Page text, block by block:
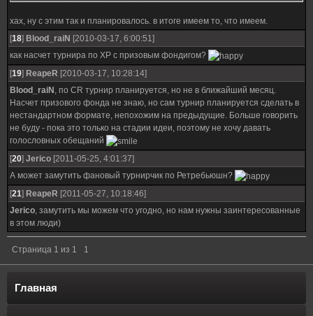
хах, ну с этим так и планировалось. в итоге имеем то, что имеем.
[18] Blood_raiN [2010-03-17, 6:00:51]
как насчет турнира по ХР с призовым фондигом?
[19] ReapeR [2010-03-17, 10:28:14]
Blood_raiN , по CR турнир планируется, но не в ближайший месяц.
Насчет призового фонда не знаю, но сам турнир планируется сделать в
нестандартном формате, непохожим на предыдущие. Больше говорить
не буду - пока это только на стадии идеи, поэтому не хочу давать
голословных обещаний
[20] Jerico [2011-05-25, 4:01:37]
А может замутить фановый турнирчик по Ретребьюшн?
[21] ReapeR [2011-05-27, 10:18:46]
Jerico, замутить мы можем что угодно, но нам нужны заинтересованные
в этом люди)
Страница 1 из 1 1
Главная